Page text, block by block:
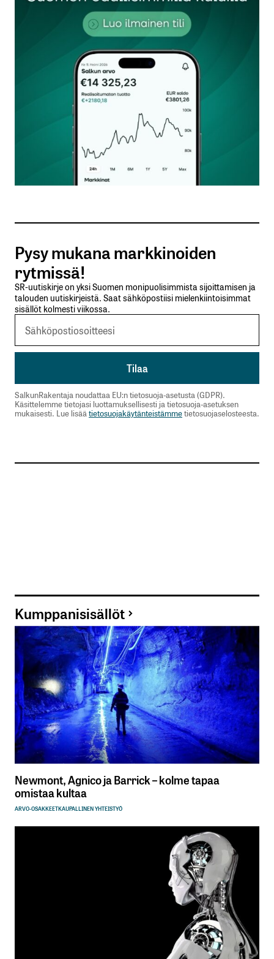
rekisteröityä
Sähköpostiosoitettasi ei julkaista.
Pakolliset
kentät on merkitty
Kommentti*
Sähköpostiosoitteesi
Tilaa SalkunRakentajan uutiskirje
Lähetä kommentti
Pysy mukana markkinoiden
rytmissä!
SR-uutiskirje on yksi Suomen monipuolisimmista sijoittamisen ja
talouden uutiskirjeistä. Saat sähköpostiisi mielenkiintoisimmat
sisällöt kolmesti viikossa.
SalkunRakentaja noudattaa EU:n tietosuoja-asetusta (GDPR).
Käsittelemme tietojasi luottamuksellisesti ja tietosuoja-asetuksen
mukaisesti. Lue lisää tietosuojakäytänteistämmetietosuojaselosteesta.
Kumppanisisällöt
Newmont, Agnico ja Barrick – kolme tapaa
omistaa kultaa
ARVO-OSAKKEETKAUPALLINEN YHTEISTYÖ